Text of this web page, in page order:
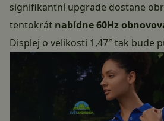
signifikantní upgrade dostane
tentokrát nabídne 60Hz
Displej o velikosti 1,47″ tak bude